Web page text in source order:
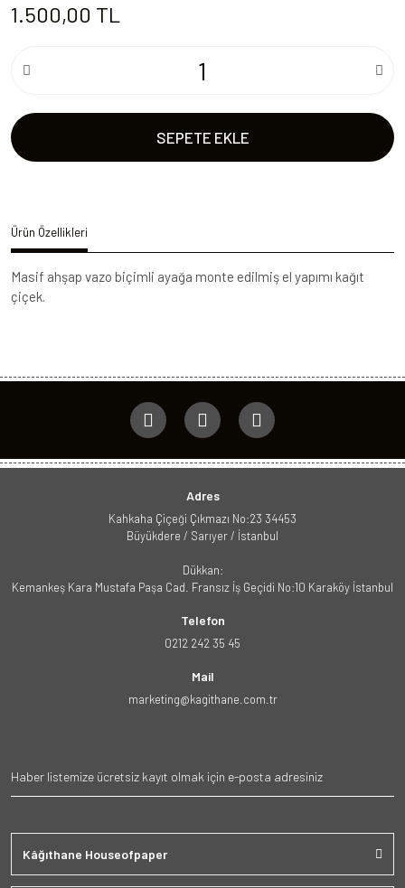
1.500,00 TL
SEPETE EKLE
Ürün Özellikleri
Masif ahşap vazo biçimli ayağa monte edilmiş el yapımı kağıt
çiçek.
Adres
Kahkaha Çiçeği Çıkmazı No:23 34453
Büyükdere / Sarıyer / İstanbul
Dükkan:
Kemankeş Kara Mustafa Paşa Cad. Fransız İş Geçidi No:10 Karaköy İstanbul
Telefon
0212 242 35 45
Mail
marketing@kagithane.com.tr
Kâğıthane Houseofpaper